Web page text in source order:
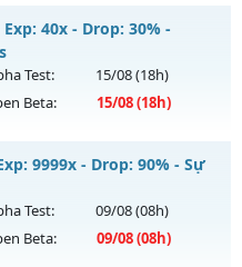
https://muhoalong.pro
chủ
vào 11h ngày
40x - Drop: 30% -
Test: 15/08(18h)
Beta: 15/08(18h)
freebies
chủ
9999x - Drop: 90% - Sự
Test: 09/08(08h)
Beta: 09/08(08h)